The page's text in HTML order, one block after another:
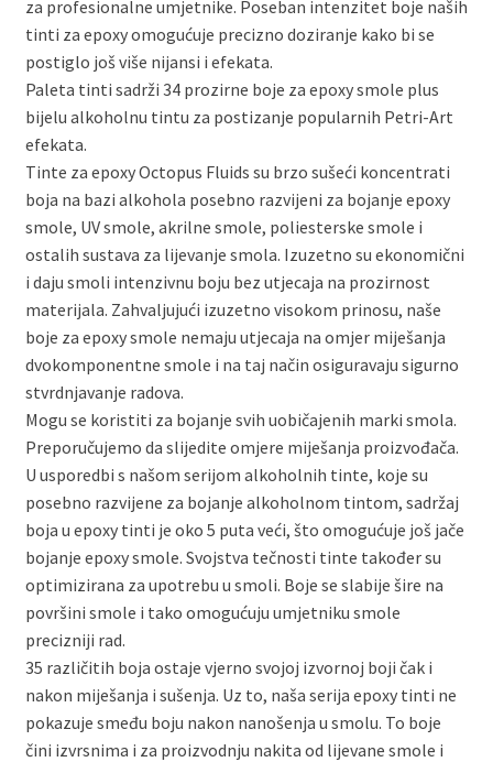
za profesionalne umjetnike. Poseban intenzitet boje naših
tinti za epoxy omogućuje precizno doziranje kako bi se
postiglo još više nijansi i efekata.
Paleta tinti sadrži 34 prozirne boje za epoxy smole plus
bijelu alkoholnu tintu za postizanje popularnih Petri-Art
efekata.
Tinte za epoxy Octopus Fluids su brzo sušeći koncentrati
boja na bazi alkohola posebno razvijeni za bojanje epoxy
smole, UV smole, akrilne smole, poliesterske smole i
ostalih sustava za lijevanje smola. Izuzetno su ekonomični
i daju smoli intenzivnu boju bez utjecaja na prozirnost
materijala. Zahvaljujući izuzetno visokom prinosu, naše
boje za epoxy smole nemaju utjecaja na omjer miješanja
dvokomponentne smole i na taj način osiguravaju sigurno
stvrdnjavanje radova.
Mogu se koristiti za bojanje svih uobičajenih marki smola.
Preporučujemo da slijedite omjere miješanja proizvođača.
U usporedbi s našom serijom alkoholnih tinte, koje su
posebno razvijene za bojanje alkoholnom tintom, sadržaj
boja u epoxy tinti je oko 5 puta veći, što omogućuje još jače
bojanje epoxy smole. Svojstva tečnosti tinte također su
optimizirana za upotrebu u smoli. Boje se slabije šire na
površini smole i tako omogućuju umjetniku smole
precizniji rad.
35 različitih boja ostaje vjerno svojoj izvornoj boji čak i
nakon miješanja i sušenja. Uz to, naša serija epoxy tinti ne
pokazuje smeđu boju nakon nanošenja u smolu. To boje
čini izvrsnima i za proizvodnju nakita od lijevane smole i